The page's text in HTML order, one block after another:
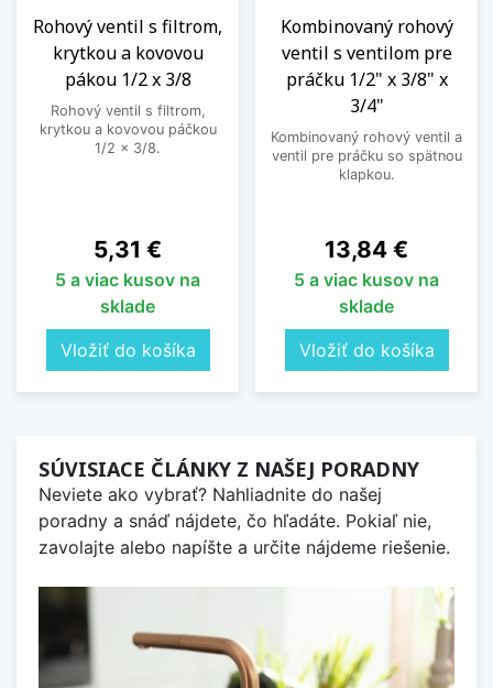
Rohový ventil s filtrom,
krytkou a kovovou
pákou 1/2 x 3/8
Rohový ventil s filtrom,
krytkou a kovovou páčkou
1/2 x 3/8.
Cena
5,31 €
5 a viac kusov na
sklade
Vložiť do košíka
Kombinovaný rohový
ventil s ventilom pre
práčku 1/2" x 3/8" x
3/4"
Kombinovaný rohový ventil a
ventil pre práčku so spätnou
klapkou.
Cena
13,84 €
5 a viac kusov na
sklade
Vložiť do košíka
SÚVISIACE ČLÁNKY Z NAŠEJ PORADNY
Neviete ako vybrať? Nahliadnite do našej
poradny a snáď nájdete, čo hľadáte. Pokiaľ nie,
zavolajte alebo napíšte a určite nájdeme riešenie.